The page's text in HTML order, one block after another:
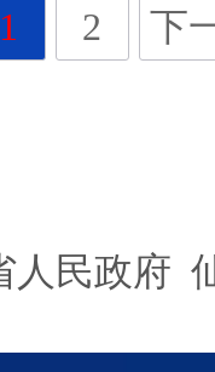
1 2 下
人民政府